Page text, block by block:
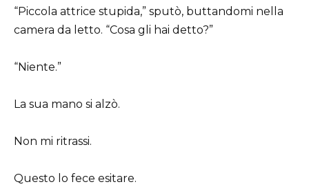
“Piccola attrice stupida,” sputò, buttandomi nella
camera da letto. “Cosa gli hai detto?”
“Niente.”
La sua mano si alzò.
Non mi ritrassi.
Questo lo fece esitare.